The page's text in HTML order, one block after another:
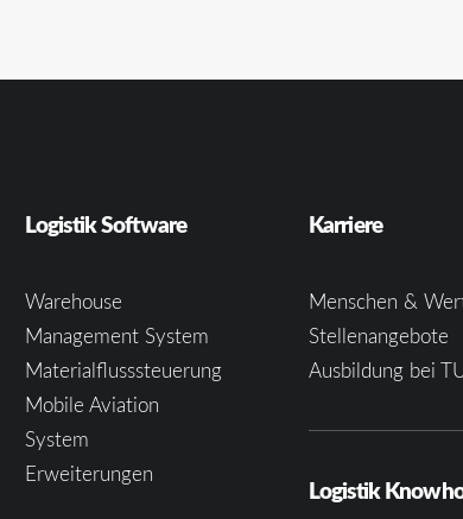
Logistik Software
Warehouse
Management System
Materialflusssteuerung
Mobile Aviation
System
Erweiterungen
Karriere
Menschen &
Stellenangebote
Ausbildung bei
Logistik